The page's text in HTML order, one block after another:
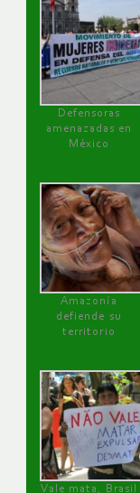
Defensoras
amenazadas en
México
Amazonía
defiende su
territorio
Vale mata, Brasil